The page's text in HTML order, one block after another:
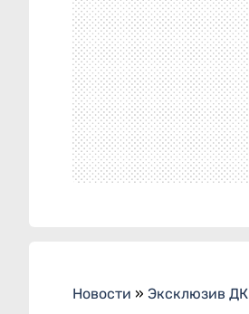
Новости » Эксклюзив ДК